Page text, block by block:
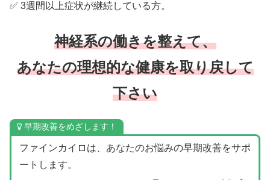
✅ 3週間以上症状が継続している方。
神経系の働きを整えて、
あなたの理想的な健康を取り戻して
下さい
早期改善をめざします！
ファインカイロは、あなたのお悩みの早期改善をサポ
ートします。